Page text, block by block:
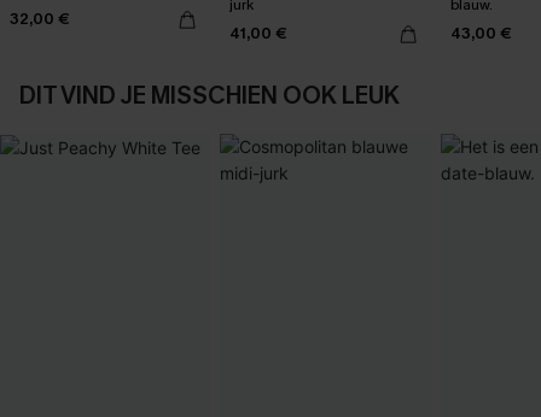
32,00 €
jurk
41,00 €
blauw.
43,00 €
DIT VIND JE MISSCHIEN OOK LEUK